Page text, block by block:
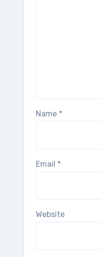
Name *
Email *
Website